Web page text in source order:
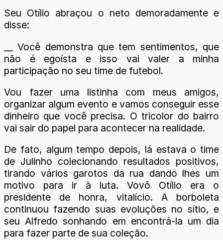
Seu Otílio abraçou o neto demoradamente e
disse:
__ Você demonstra que tem sentimentos, que
não é egoísta e isso vai valer a minha
participação no seu time de futebol.
Vou fazer uma listinha com meus amigos,
organizar algum evento e vamos conseguir esse
dinheiro que você precisa. O tricolor do bairro
vai sair do papel para acontecer na realidade.
De fato, algum tempo depois, lá estava o time
de Julinho colecionando resultados positivos,
tirando vários garotos da rua dando lhes um
motivo para ir à luta. Vovô Otílio era o
presidente de honra, vitalício. A borboleta
continuou fazendo suas evoluções no sítio, e
seu Alfredo sonhando em encontrá-la um dia
para fazer parte de sua coleção.